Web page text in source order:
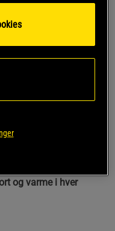
koden SPAR150
bliv medlem.
til og med den 5/8
og varme i hver